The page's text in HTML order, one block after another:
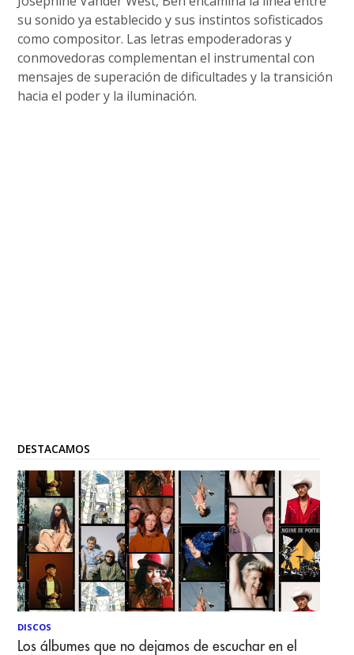
su sonido ya establecido y sus instintos sofisticados
como compositor. Las letras empoderadoras y
conmovedoras complementan el instrumental con
mensajes de superación de dificultades y la transición
hacia el poder y la iluminación.
DESTACAMOS
DISCOS
Los álbumes que no dejamos de escuchar en el